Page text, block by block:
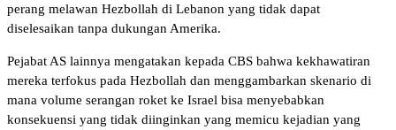
perang melawan Hezbollah di Lebanon yang tidak dapat
diselesaikan tanpa dukungan Amerika.
Pejabat AS lainnya mengatakan kepada CBS bahwa kekhawatiran
mereka terfokus pada Hezbollah dan menggambarkan skenario di
mana volume serangan roket ke Israel bisa menyebabkan
konsekuensi yang tidak diinginkan yang memicu kejadian yang